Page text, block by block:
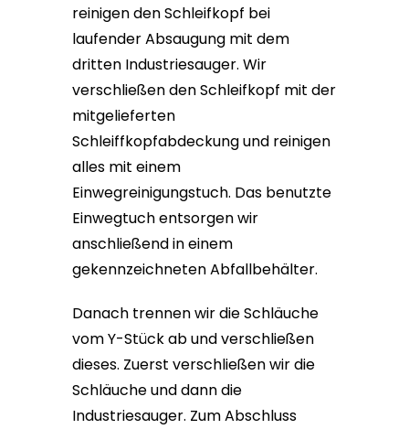
reinigen den Schleifkopf bei
laufender Absaugung mit dem
dritten Industriesauger. Wir
verschließen den Schleifkopf mit der
mitgelieferten
Schleiffkopfabdeckung und reinigen
alles mit einem
Einwegreinigungstuch. Das benutzte
Einwegtuch entsorgen wir
anschließend in einem
gekennzeichneten Abfallbehälter.
Danach trennen wir die Schläuche
vom Y-Stück ab und verschließen
dieses. Zuerst verschließen wir die
Schläuche und dann die
Industriesauger. Zum Abschluss